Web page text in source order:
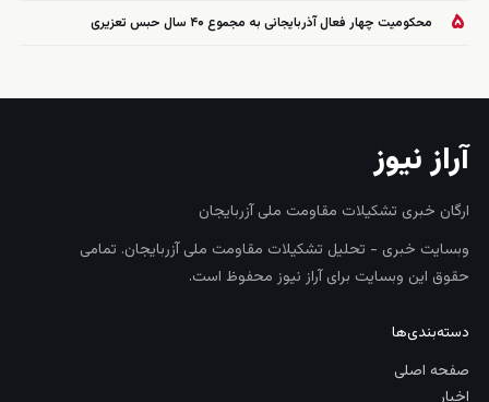
۵ محکومیت چهار فعال آذربایجانی به مجموع ۴۰ سال حبس تعزیری
آراز نیوز
ارگان خبری تشکیلات مقاومت ملی آزربایجان
وبسایت خبری - تحلیل تشکیلات مقاومت ملی آزربایجان. تمامی
حقوق این وبسایت برای آراز نیوز محفوظ است.
دسته‌بندی‌ها
صفحه اصلی